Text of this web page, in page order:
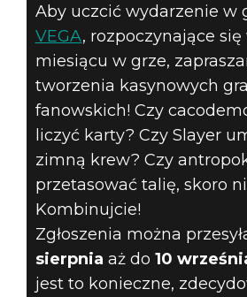
Aby uczcić wydarzenie w
VEGA, rozpoczynające
miesiącu w grze,
tworzenia kasynowych
fanowskich! Czy
liczyć karty? Czy Slayer
zimną krew? Czy
przetasować talię, skoro
Kombinujcie!
Zgłoszenia można
sierpnia aż do 10
jest to konieczne,